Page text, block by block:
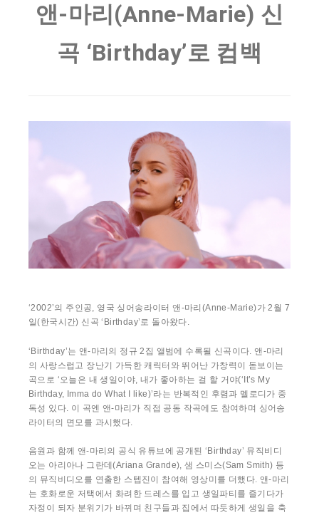
앤-마리(Anne-Marie) 신
곡 ‘Birthday’로 컴백
‘2002’의 주인공, 영국 싱어송라이터 앤-마리(Anne-Marie)가 2월 7
일(한국시간) 신곡 ‘Birthday’로 돌아왔다.
‘Birthday’는 앤-마리의 정규 2집 앨범에 수록될 신곡이다. 앤-마리
의 사랑스럽고 장난기 가득한 캐릭터와 뛰어난 가창력이 돋보이는
곡으로 ‘오늘은 내 생일이야, 내가 좋아하는 걸 할 거야(‘It’s My
Birthday, Imma do What I like)’라는 반복적인 후렴과 멜로디가 중
독성 있다. 이 곡엔 앤-마리가 직접 공동 작곡에도 참여하며 싱어송
라이터의 면모를 과시했다.
음원과 함께 앤-마리의 공식 유튜브에 공개된 ‘Birthday’ 뮤직비디
오는 아리아나 그란데(Ariana Grande), 샘 스미스(Sam Smith) 등
의 뮤직비디오를 연출한 스텝진이 참여해 영상미를 더했다. 앤-마리
는 호화로운 저택에서 화려한 드레스를 입고 생일파티를 즐기다가
자정이 되자 분위기가 바뀌며 친구들과 집에서 따듯하게 생일을 축